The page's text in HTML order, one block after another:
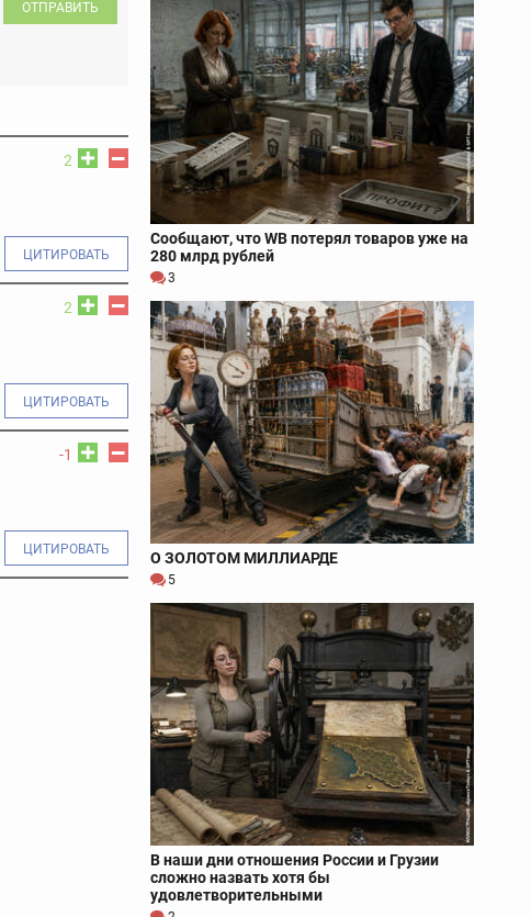
ОТПРАВИТЬ
2
ЦИТИРОВАТЬ
2
ЦИТИРОВАТЬ
-1
ЦИТИРОВАТЬ
Сообщают, что WB потерял товаров уже на
280 млрд рублей
3
О ЗОЛОТОМ МИЛЛИАРДЕ
5
В наши дни отношения России и Грузии
сложно назвать хотя бы
удовлетворительными